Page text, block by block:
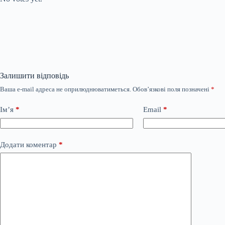
Залишити відповідь
Ваша e-mail адреса не оприлюднюватиметься. Обов’язкові поля позначені *
Ім’я * Email *
Додати коментар *